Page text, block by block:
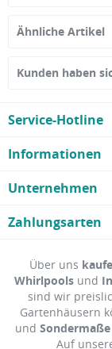
Ähnliche Artikel
Kunden haben
Service-Hotline
Informationen
Unternehmen
Zahlungsarten
Über uns
Whirlpoolsund
sind wir
Gartenhäusern
und Sondermaße
Auf